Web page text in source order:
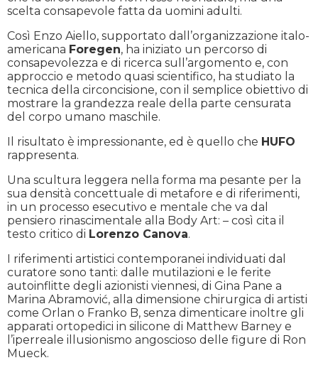
scelta consapevole fatta da uomini adulti.
Così Enzo Aiello, supportato dall’organizzazione italo-
americana Foregen, ha iniziato un percorso di
consapevolezza e di ricerca sull’argomento e, con
approccio e metodo quasi scientifico, ha studiato la
tecnica della circoncisione, con il semplice obiettivo di
mostrare la grandezza reale della parte censurata
del corpo umano maschile.
Il risultato è impressionante, ed è quello che HUFO
rappresenta.
Una scultura leggera nella forma ma pesante per la
sua densità concettuale di metafore e di riferimenti,
in un processo esecutivo e mentale che va dal
pensiero rinascimentale alla Body Art: – così cita il
testo critico di Lorenzo Canova.
I riferimenti artistici contemporanei individuati dal
curatore sono tanti: dalle mutilazioni e le ferite
autoinflitte degli azionisti viennesi, di Gina Pane a
Marina Abramović, alla dimensione chirurgica di artisti
come Orlan o Franko B, senza dimenticare inoltre gli
apparati ortopedici in silicone di Matthew Barney e
l’iperreale illusionismo angoscioso delle figure di Ron
Mueck.